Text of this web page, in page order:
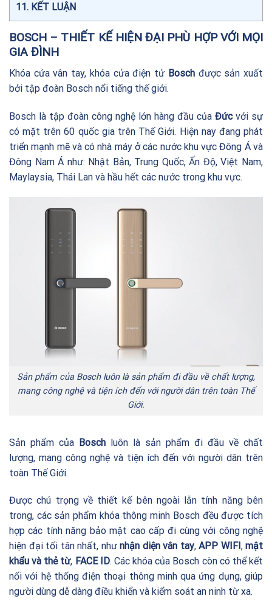
11
KẾT LUẬN
BOSCH – THIẾT KẾ HIỆN ĐẠI PHÙ HỢP VỚI MỌI
GIA ĐÌNH
Khóa cửa vân tay, khóa cửa điện tử Boschđược sản xuất
bởi tập đoàn Bosch nổi tiếng thế giới.
Bosch là tập đoàn công nghệ lớn hàng đầu của Đứcvới sự
có mặt trên 60 quốc gia trên Thế Giới. Hiện nay đang phát
triển mạnh mẽ và có nhà máy ở các nước khu vực Đông Á và
Đông Nam Á như: Nhật Bản, Trung Quốc, Ấn Độ, Việt Nam,
Maylaysia, Thái Lan và hầu hết các nước trong khu vực.
Sản phẩm của Bosch luôn là sản phẩm đi đầu về chất lượng,
mang công nghệ và tiện ích đến với người dân trên toàn Thế
Giới.
Sản phẩm của Bosch luôn là sản phẩm đi đầu về chất
lượng, mang công nghệ và tiện ích đến với người dân trên
toàn Thế Giới.
Được chú trọng về thiết kế bên ngoài lẫn tính năng bên
trong, các sản phẩm khóa thông minh Bosch đều được tích
hợp các tính năng bảo mật cao cấp đi cùng với công nghệ
hiện đại tối tân nhất, như nhận diện vân tay,APP WIFI , mật
khẩu và thẻ từ, FACE ID. Các khóa của Bosch còn có thể kết
nối với hệ thống điện thoại thông minh qua ứng dụng, giúp
người dùng dễ dàng điều khiển và kiểm soát an ninh từ xa.